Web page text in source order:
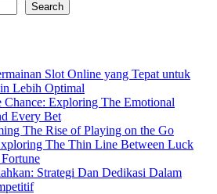
Search
Slot Online yang Tepat untuk
Lebih Optimal
Exploring The Emotional
Every Bet
The Rise of Playing on the Go
The Thin Line Between Luck
Strategi Dan Dedikasi Dalam